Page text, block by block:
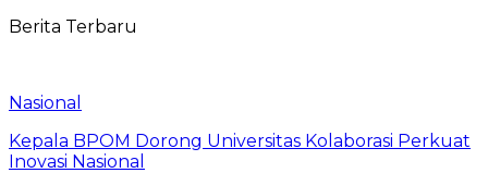
Berita Terbaru
Nasional
Kepala BPOM Dorong Universitas Kolaborasi Perkuat
Inovasi Nasional